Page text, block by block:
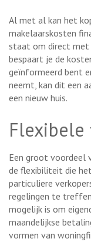
Al met al kan het
makelaarskosten
staat om direct met
bespaart je de
geïnformeerd bent
neemt, kan dit een
een nieuw huis.
Een groot voordeel
de flexibiliteit die
particuliere
regelingen te
mogelijk is om
maandelijkse
vormen van